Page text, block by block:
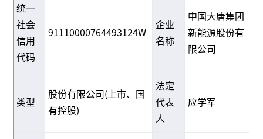
统一
社会
信用
代码
91110000764493124W
企业
名称
中国大唐集团
新能源股份有
限公司
类型
股份有限公司(上市、国
有控股)
法定
代表
人
应学军